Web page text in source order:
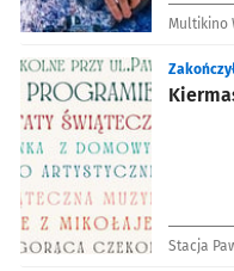
Multikino
Stacja